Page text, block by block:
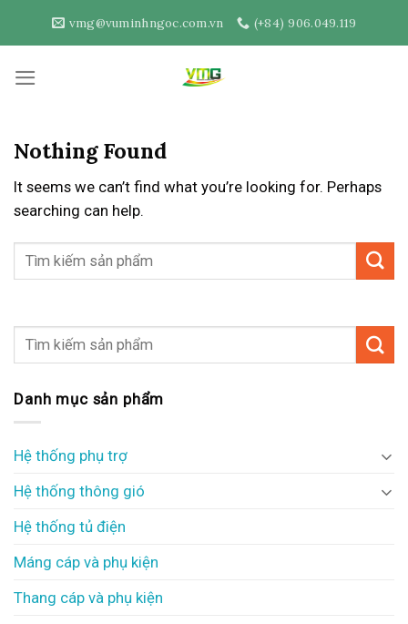
vmg@vuminhngoc.com.vn (+84) 906.049.119
Nothing Found
It seems we can’t find what you’re looking for. Perhaps
searching can help.
Danh mục sản phẩm
Hệ thống phụ trợ
Hệ thống thông gió
Hệ thống tủ điện
Máng cáp và phụ kiện
Thang cáp và phụ kiện